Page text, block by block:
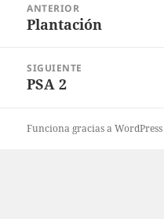
entradas
ANTERIOR
Entrada
Plantación
SIGUIENTE
Entrada
PSA 2
Funciona gracias a WordPress